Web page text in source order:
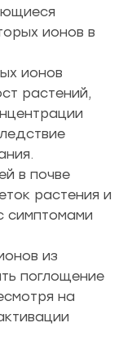
ионов в
ионов
растений,
в почве
растения и
симптомами
из
поглощение
на